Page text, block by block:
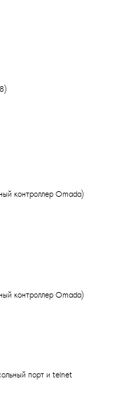
контроллер Omada)
контроллер Omada)
порт и telnet